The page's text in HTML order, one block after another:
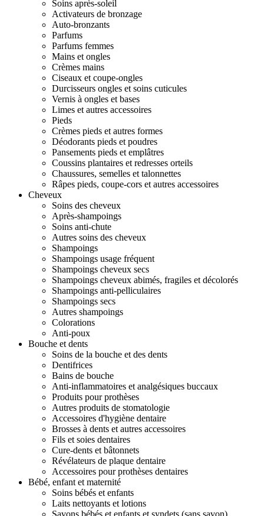
Soins après-soleil
Activateurs de bronzage
Auto-bronzants
Parfums
Parfums femmes
Mains et ongles
Crèmes mains
Ciseaux et coupe-ongles
Durcisseurs ongles et soins cuticules
Vernis à ongles et bases
Limes et autres accessoires
Pieds
Crèmes pieds et autres formes
Déodorants pieds et poudres
Pansements pieds et emplâtres
Coussins plantaires et redresses orteils
Chaussures, semelles et talonnettes
Râpes pieds, coupe-cors et autres accessoires
Cheveux
Soins des cheveux
Après-shampoings
Soins anti-chute
Autres soins des cheveux
Shampoings
Shampoings usage fréquent
Shampoings cheveux secs
Shampoings cheveux abimés, fragiles et décolorés
Shampoings anti-pelliculaires
Shampoings secs
Autres shampoings
Colorations
Anti-poux
Bouche et dents
Soins de la bouche et des dents
Dentifrices
Bains de bouche
Anti-inflammatoires et analgésiques buccaux
Produits pour prothèses
Autres produits de stomatologie
Accessoires d'hygiène dentaire
Brosses à dents et autres accessoires
Fils et soies dentaires
Cure-dents et bâtonnets
Révélateurs de plaque dentaire
Accessoires pour prothèses dentaires
Bébé, enfant et maternité
Soins bébés et enfants
Laits nettoyants et lotions
Savons bébés et enfants et syndets (sans savon)